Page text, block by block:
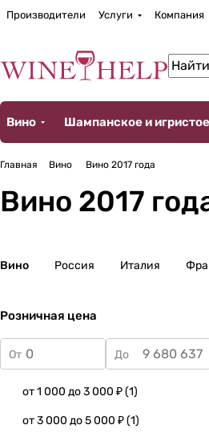
Производители Услуги Компания
Вино Шампанское и игристое
Главная Вино Вино 2017 года
Вино 2017
Вино Россия Италия
Розничная цена
От До
от 1 000 до 3 000 ₽(1)
от 3 000 до 5 000 ₽(1)